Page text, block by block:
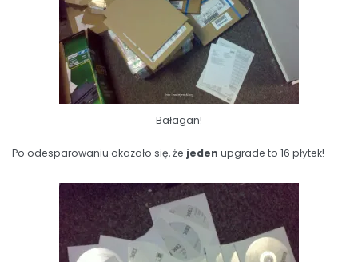
Bałagan!
Po odesparowaniu okazało się, że jeden upgrade to 16 płytek!